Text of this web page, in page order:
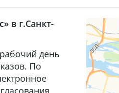
в г.Санкт-
день
По